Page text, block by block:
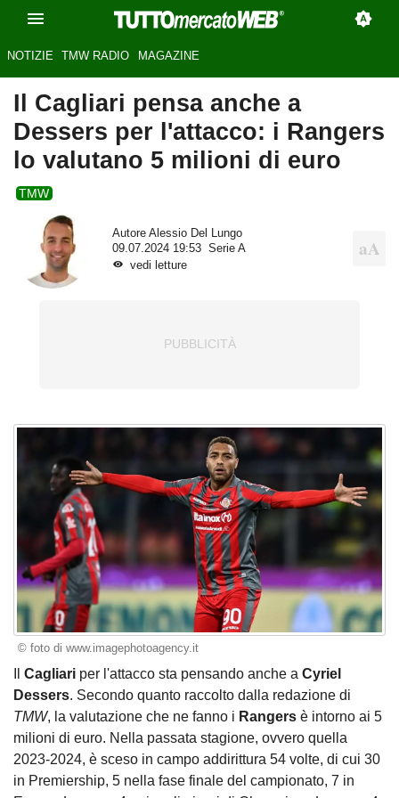
NOTIZIE TMW RADIO MAGAZINE
Il Cagliari pensa anche a
Dessers per l'attacco: i Rangers
lo valutano 5 milioni di euro
TMW
Autore Alessio Del Lungo
09.07.2024 19:53
Serie A
vedi letture
© foto di www.imagephotoagency.it
Cagliari per l'attacco sta pensando anche a Cyriel
Dessers. Secondo quanto raccolto dalla redazione di
TMW, la valutazione che ne fanno i Rangers è intorno ai 5
milioni di euro. Nella passata stagione, ovvero quella
2023-2024, è sceso in campo addirittura 54 volte, di cui 30
in Premiership, 5 nella fase finale del campionato, 7 in